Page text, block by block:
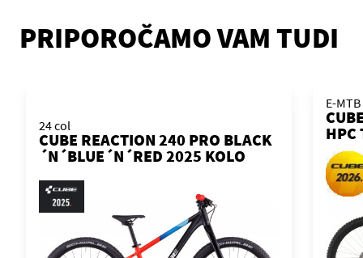
PRIPOROČAMO VAM TUDI
24 col
CUBE REACTION 240 PRO BLACK
´N´BLUE´N´RED 2025 KOLO
E-
HPC